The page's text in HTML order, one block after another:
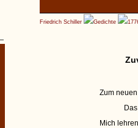
Friedrich Schiller Gedichte
Zum
Mich